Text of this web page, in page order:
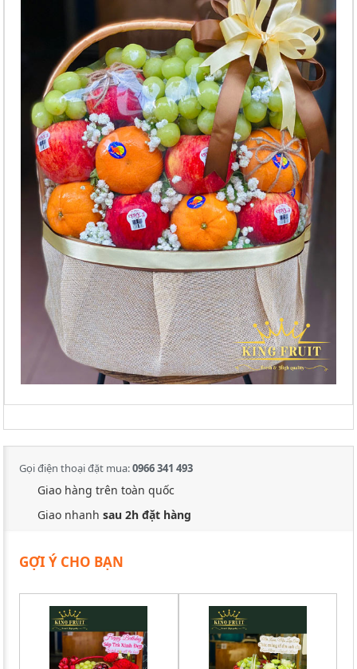
Gọi điện thoại đặt mua:0966 341 493
Giao hàng trên toàn quốc
Giao nhanh sau 2h đặt hàng
GỢI Ý CHO BẠN